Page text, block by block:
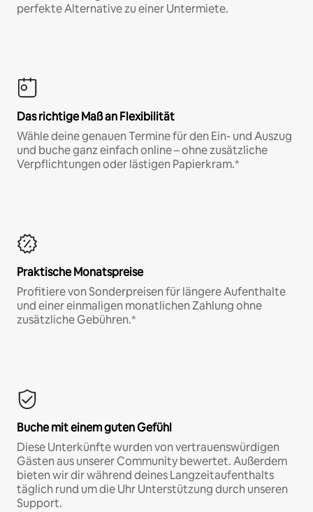
perfekte Alternative zu einer Untermiete.
Das richtige Maß an Flexibilität
Wähle deine genauen Termine für den Ein- und Auszug
und buche ganz einfach online – ohne zusätzliche
Verpflichtungen oder lästigen Papierkram.*
Praktische Monatspreise
Profitiere von Sonderpreisen für längere Aufenthalte
und einer einmaligen monatlichen Zahlung ohne
zusätzliche Gebühren.*
Buche mit einem guten Gefühl
Diese Unterkünfte wurden von vertrauenswürdigen
Gästen aus unserer Community bewertet. Außerdem
bieten wir dir während deines Langzeitaufenthalts
täglich rund um die Uhr Unterstützung durch unseren
Support.